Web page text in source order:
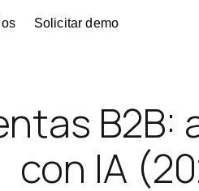
Solicitar demo
B2B:
con IA